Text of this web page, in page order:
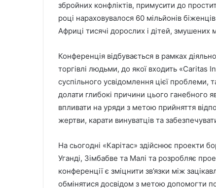
збройних конфліктів, примусити до
році нараховувалося 60 мільйонів
Африці тисячі дорослих і дітей, змушених
Конференція відбувається в рамках
торгівлі людьми, до якої входить
суспільного усвідомлення цієї
долати глибокі причини цього ганебного
впливати на уряди з метою прийняття
жертви, карати винуватців та
На сьогодні «Карітас» здійснює проекти
Уганді, Зімбабве та Малі та розробляє
конференції є зміцнити зв’язки між
обмінятися досвідом з метою допомогти